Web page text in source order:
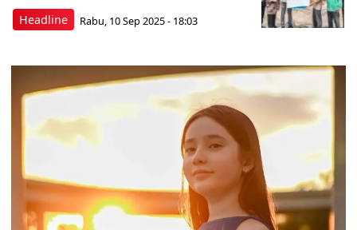
Headline Rabu, 10 Sep 2025 - 18:03